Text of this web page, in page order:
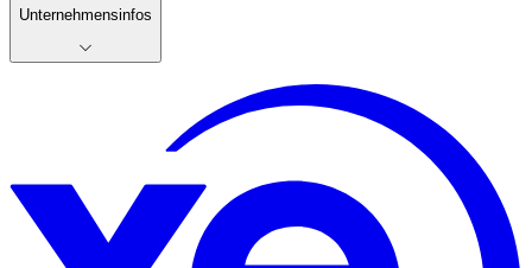
Unternehmensinfos